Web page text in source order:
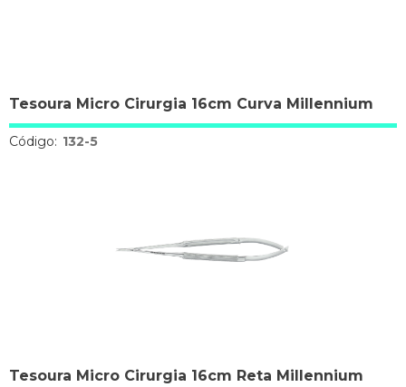
Tesoura Micro Cirurgia 16cm Curva Millennium
Código: 132-5
Tesoura Micro Cirurgia 16cm Reta Millennium